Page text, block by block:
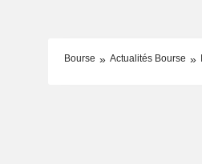
Bourse Actualités Bourse